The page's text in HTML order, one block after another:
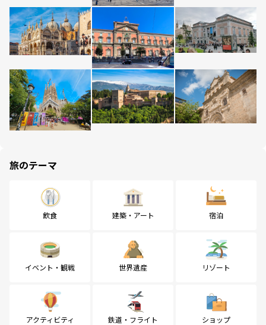
旅のテーマ
飲食 建築・アート 宿泊
イベント・観戦 世界遺産 リゾート
アクティビティ 鉄道・フライト ショップ